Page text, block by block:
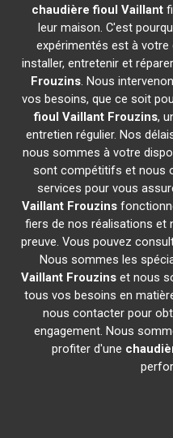
chaudière fioul Vaillant
leur maison. C'est
expérimentés est à
installer, entretenir et
Frouzins. Nous
vos besoins, que ce soit
fioul Vaillant Frouzins,
entretien régulier. Nos
nous sommes à votre
sont compétitifs et nous
services pour vous
Vaillant Frouzins
fiers de nos réalisations
preuve. Vous pouvez
Nous sommes les
Vaillant Frouzins et nous
tous vos besoins en
nous contacter pour
engagement. Nous
profiter d'une